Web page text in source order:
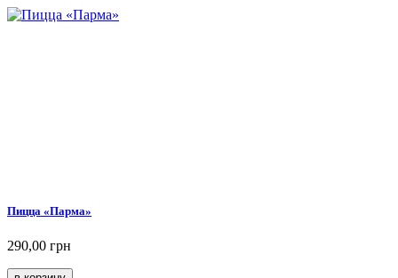
Пицца «Парма»
290,00 грн